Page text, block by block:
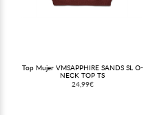
Top Mujer VMSAPPHIRE SANDS SL O-
NECK TOP TS
24,99€